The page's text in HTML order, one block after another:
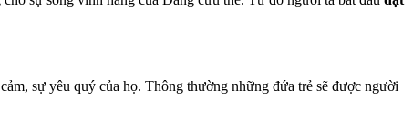
sự yêu quý của họ. Thông thường những đứa trẻ sẽ được người